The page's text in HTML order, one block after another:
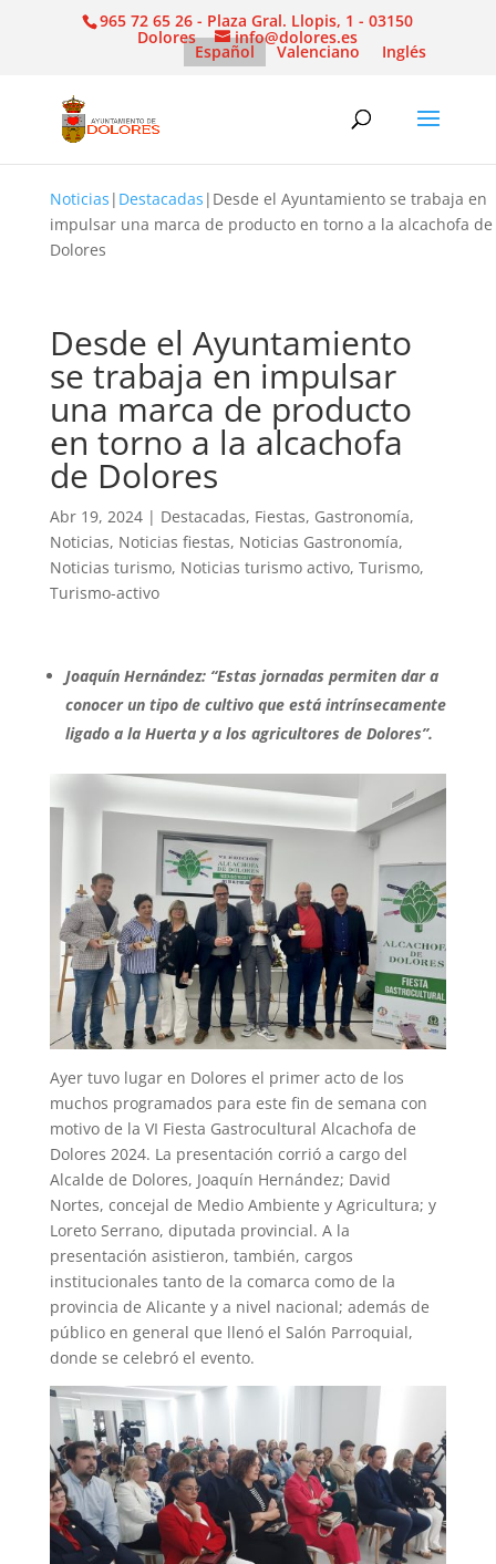
965 72 65 26 - Plaza Gral. Llopis, 1 - 03150
Dolores info@dolores.es
Español Valenciano Inglés
Noticias | Destacadas | Desde el Ayuntamiento se trabaja en
impulsar una marca de producto en torno a la alcachofa de
Dolores
Desde el Ayuntamiento
se trabaja en impulsar
una marca de producto
en torno a la alcachofa
de Dolores
Abr 19, 2024| Destacadas, Fiestas, Gastronomía,
Noticias, Noticias fiestas, Noticias Gastronomía,
Noticias turismo, Noticias turismo activo, Turismo,
Turismo-activo
Joaquín Hernández: “Estas jornadas permiten dar a
conocer un tipo de cultivo que está intrínsecamente
ligado a la Huerta y a los agricultores de Dolores”.
Ayer tuvo lugar en Dolores el primer acto de los
muchos programados para este fin de semana con
motivo de la VI Fiesta Gastrocultural Alcachofa de
Dolores 2024. La presentación corrió a cargo del
Alcalde de Dolores, Joaquín Hernández; David
Nortes, concejal de Medio Ambiente y Agricultura; y
Loreto Serrano, diputada provincial. A la
presentación asistieron, también, cargos
institucionales tanto de la comarca como de la
provincia de Alicante y a nivel nacional; además de
público en general que llenó el Salón Parroquial,
donde se celebró el evento.